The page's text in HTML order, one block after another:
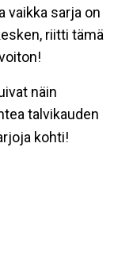
vaikka sarja on
riitti tämä
näin
talvikauden
kohti!